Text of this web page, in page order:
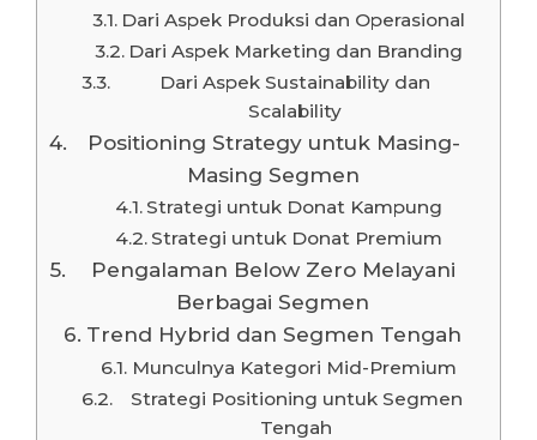
Dari Aspek Produksi dan Operasional
Dari Aspek Marketing dan Branding
Dari Aspek Sustainability dan
Scalability
Positioning Strategy untuk Masing-
Masing Segmen
Strategi untuk Donat Kampung
Strategi untuk Donat Premium
Pengalaman Below Zero Melayani
Berbagai Segmen
Trend Hybrid dan Segmen Tengah
Munculnya Kategori Mid-Premium
Strategi Positioning untuk Segmen
Tengah